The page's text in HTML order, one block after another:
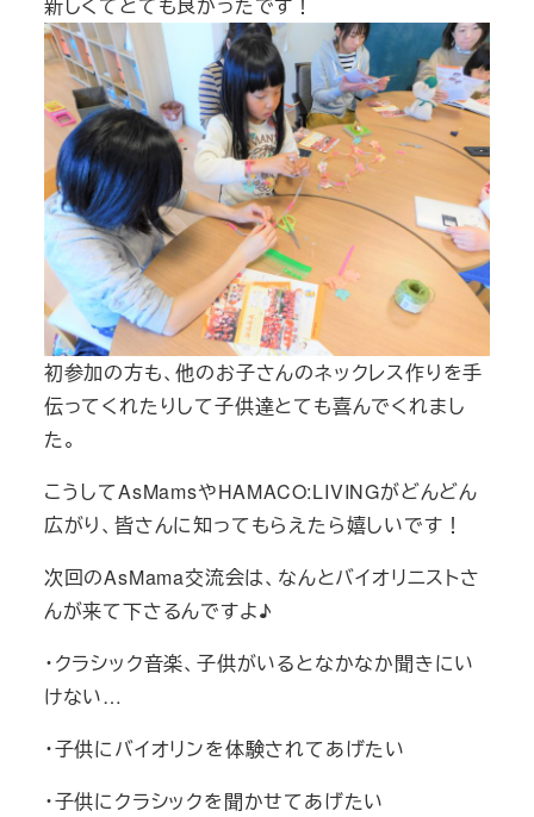
初参加の方も、他のお子さんのネックレス作りを手
伝ってくれたりして子供達とても喜んでくれまし
た。
こうしてAsMamsやHAMACO:LIVINGがどんどん
広がり、皆さんに知ってもらえたら嬉しいです！
次回のAsMama交流会は、なんとバイオリニストさ
んが来て下さるんですよ♪
・クラシック音楽、子供がいるとなかなか聞きにい
けない…
・子供にバイオリンを体験されてあげたい
・子供にクラシックを聞かせてあげたい